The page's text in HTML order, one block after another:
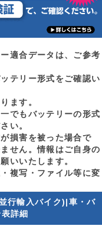
適合データは、ご参考
テリー形式をご確認い
ます。
でもバッテリーの形式
い。
損害を被った場合で
せん。情報はご自身の
いいたします。
複写・ファイル等に変
輸入バイク)|車・バ
詳細